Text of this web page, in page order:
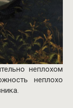
неплохом
неплохо